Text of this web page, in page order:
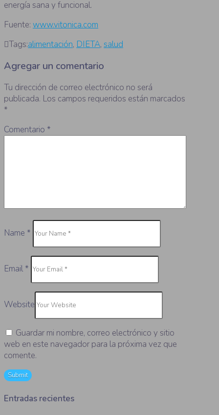
energía sana y funcional.
Fuente: www.vitonica.com
Tags:alimentación, DIETA, salud
Agregar un comentario
Tu dirección de correo electrónico no será
publicada. Los campos requeridos están marcados
*
Comentario *
Name *
Email*
Website
Guardar mi nombre, correo electrónico y sitio
web en este navegador para la próxima vez que
comente.
Entradas recientes